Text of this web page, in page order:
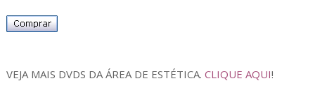
VEJA MAIS DVDS DA ÁREA DE ESTÉTICA. CLIQUE AQUI!